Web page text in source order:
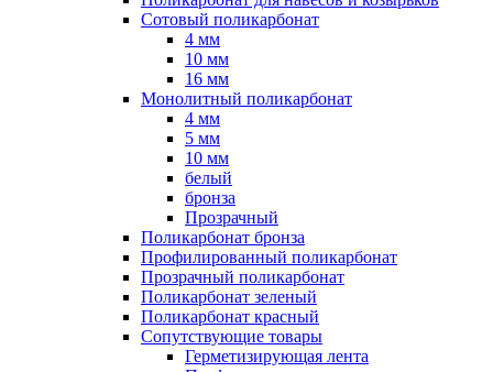
Сотовый поликарбонат
4 мм
10 мм
16 мм
Монолитный поликарбонат
4 мм
5 мм
10 мм
белый
бронза
Прозрачный
Поликарбонат бронза
Профилированный поликарбонат
Прозрачный поликарбонат
Поликарбонат зеленый
Поликарбонат красный
Сопутствующие товары
Герметизирующая лента